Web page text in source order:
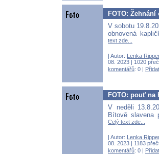
FOTO:
V sobotu
obnovená
text zde...
| Autor: Lenka
08. 2023 | 1020
komentářů: 0 |
FOTO: pouť na
V neděli
Bítově slavena
Celý text zde...
| Autor: Lenka
08. 2023 | 1183
komentářů: 0 |